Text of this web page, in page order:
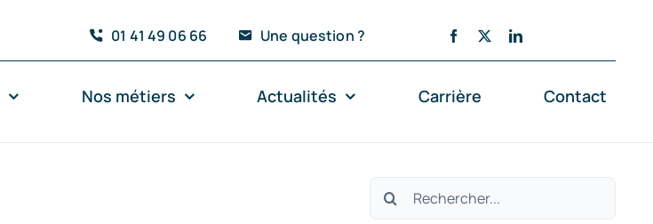
01 41 49 06 66 Une question ?
Nos métiers Actualités Carrière Contact
Rechercher: